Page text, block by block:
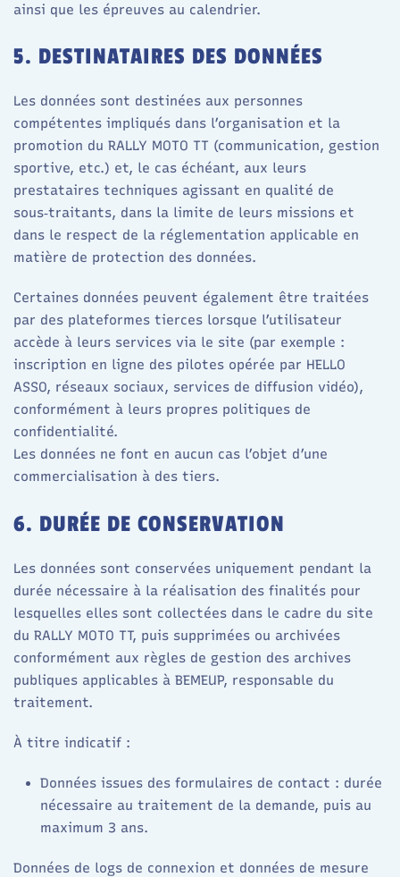
ainsi que les épreuves au calendrier.
5. DESTINATAIRES DES DONNÉES
Les données sont destinées aux personnes
compétentes impliqués dans l’organisation et la
promotion du RALLY MOTO TT (communication, gestion
sportive, etc.) et, le cas échéant, aux leurs
prestataires techniques agissant en qualité de
sous‑traitants, dans la limite de leurs missions et
dans le respect de la réglementation applicable en
matière de protection des données.​
Certaines données peuvent également être traitées
par des plateformes tierces lorsque l’utilisateur
accède à leurs services via le site (par exemple :
inscription en ligne des pilotes opérée par HELLO
ASSO, réseaux sociaux, services de diffusion vidéo),
conformément à leurs propres politiques de
confidentialité.​
Les données ne font en aucun cas l’objet d’une
commercialisation à des tiers.
6. DURÉE DE CONSERVATION
Les données sont conservées uniquement pendant la
durée nécessaire à la réalisation des finalités pour
lesquelles elles sont collectées dans le cadre du site
du RALLY MOTO TT, puis supprimées ou archivées
conformément aux règles de gestion des archives
publiques applicables à BEMEUP, responsable du
traitement.​
À titre indicatif :
Données issues des formulaires de contact : durée
nécessaire au traitement de la demande, puis au
maximum 3 ans.​
Données de logs de connexion et données de mesure